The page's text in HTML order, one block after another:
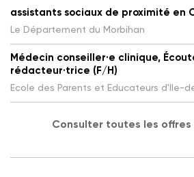
assistants sociaux de proximité en
Le Département du Morbihan
Médecin conseiller·e clinique,
rédacteur·trice (F/H)
Ecole des Parents et Educateurs d'Ile-
Consulter toutes les